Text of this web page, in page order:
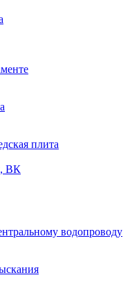
плита
ВК
водопроводу